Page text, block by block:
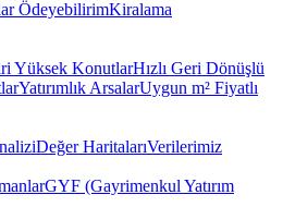
ÖdeyebilirimKiralama
Yüksek KonutlarHızlı Geri Dönüşlü
Yatırımlık ArsalarUygun m² Fiyatlı
Değer HaritalarıVerilerimiz
GYF (Gayrimenkul Yatırım